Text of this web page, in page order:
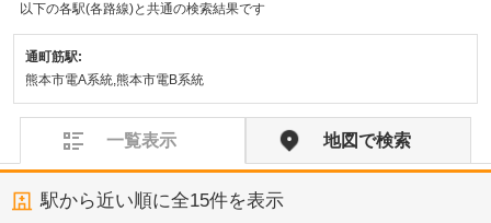
以下の各駅(各路線)と共通の検索結果です
通町筋駅:
熊本市電A系統,熊本市電B系統
一覧表示 地図で検索
駅から近い順に全15件を表示